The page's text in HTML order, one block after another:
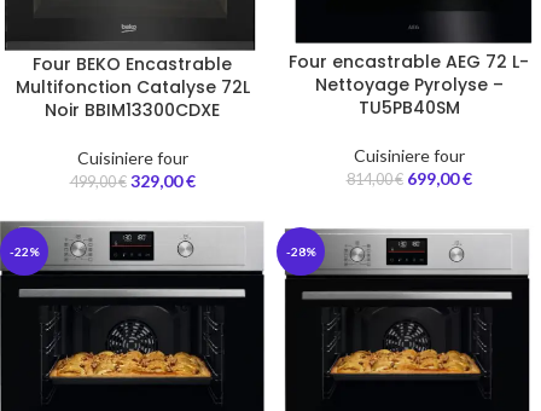
Four BEKO Encastrable
Multifonction Catalyse 72L
Noir BBIM13300CDXE
Cuisiniere four
499,00€ 329,00€
Four encastrable AEG 72 L-
Nettoyage Pyrolyse –
TU5PB40SM
Cuisiniere four
814,00€ 699,00€
-22% -28%